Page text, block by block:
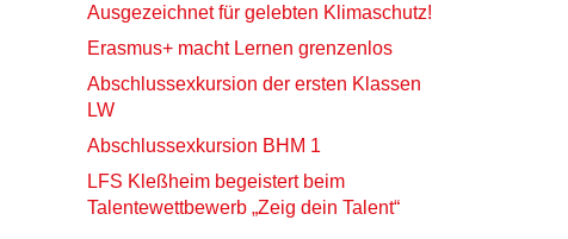
Ausgezeichnet für gelebten Klimaschutz!
Erasmus+ macht Lernen grenzenlos
Abschlussexkursion der ersten Klassen
LW
Abschlussexkursion BHM 1
LFS Kleßheim begeistert beim
Talentewettbewerb „Zeig dein Talent“